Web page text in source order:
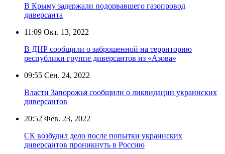
В Крыму задержали подорвавшего газопровод
диверсанта
11:09 Окт. 13, 2022
В ДНР сообщили о заброшенной на территорию
республики группе диверсантов из «Азова»
09:55 Сен. 24, 2022
Власти Запорожья сообщили о ликвидации украинских
диверсантов
20:52 Фев. 23, 2022
СК возбудил дело после попытки украинских
диверсантов проникнуть в Россию